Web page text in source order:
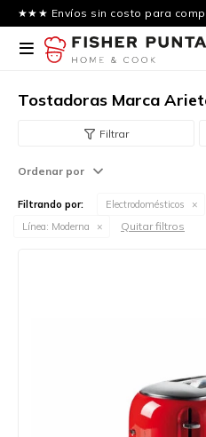
★★★ Envíos sin costo para

Tostadoras Marca
Ordenar por
Filtrando por: Electrodomésticos
Línea: Moderna Quitar filtros